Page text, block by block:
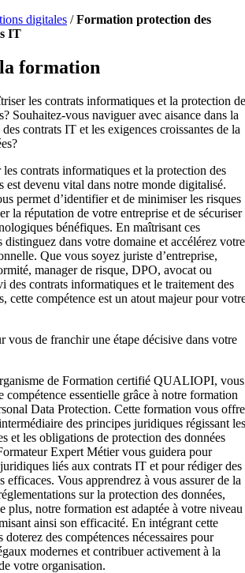
digitales /Formation protection des
IT
formation
les contrats informatiques et la protection
Souhaitez-vous naviguer avec aisance dans la
contrats IT et les exigences croissantes de la
contrats informatiques et la protection des
est devenu vital dans notre monde digitalisé.
permet d’identifier et de minimiser les risques
la réputation de votre entreprise et de sécuriser
bénéfiques. En maîtrisant ces
distinguez dans votre domaine et accélérez votre
Que vous soyez juriste d’entreprise,
manager de risque, DPO, avocat ou
des contrats informatiques et le traitement des
cette compétence est un atout majeur pour
vous de franchir une étape décisive dans votre
de Formation certifié QUALIOPI, vous
compétence essentielle grâce à notre formation
Data Protection. Cette formation vous offre
des principes juridiques régissant les
et les obligations de protection des données
Expert Métier vous guidera pour
liés aux contrats IT et pour rédiger des
efficaces. Vous apprendrez à vous assurer de la
sur la protection des données,
plus, notre formation est adaptée à votre niveau
ainsi son efficacité. En intégrant cette
des compétences nécessaires pour
modernes et contribuer activement à la
votre organisation.